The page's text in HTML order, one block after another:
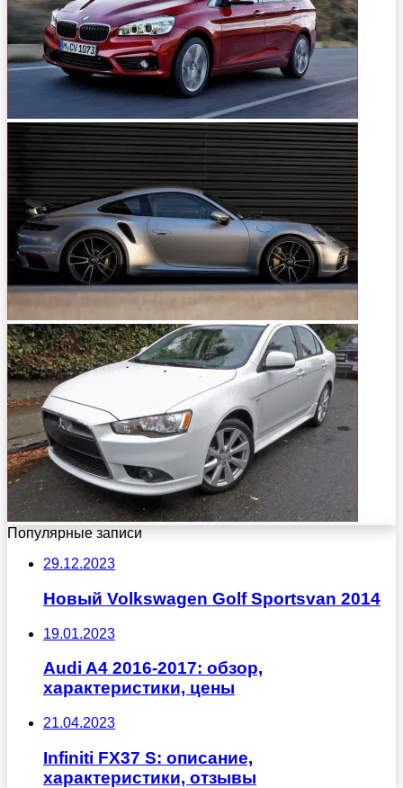
Популярные записи
29.12.2023
Новый Volkswagen Golf Sportsvan 2014
19.01.2023
Audi A4 2016-2017: обзор,
характеристики, цены
21.04.2023
Infiniti FX37 S: описание,
характеристики, отзывы